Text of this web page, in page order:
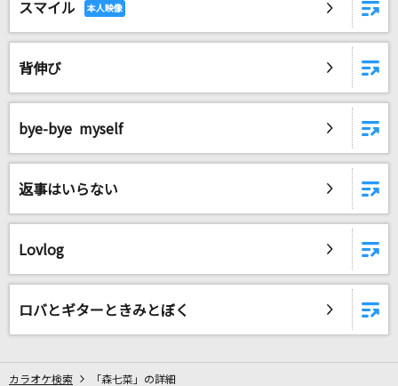
back number
Mrs. GREEN APPLE
夜もすがら君想ふ
スマイル
背伸び
bye-bye myself
返事はいらない
Lovlog
ロバとギターときみとぼく
カラオケ検索 「森七菜」の詳細